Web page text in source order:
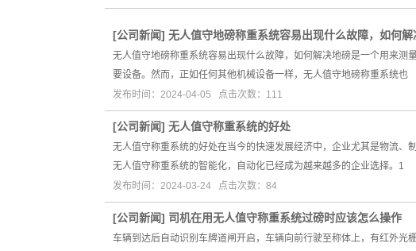
[公司新闻] 无人值守地磅称重系统容易出现什么故障，如何解
无人值守地磅称重系统容易出现什么故障，如何解决地磅是一个用来
要设备。然而，正如任何其他机械设备一样，无人值守地磅称重系统也
发布时间：2024-04-05 点击次数：111
[公司新闻] 无人值守称重系统的好处
无人值守称重系统的好处在当今的快速发展经济中，企业尤其是物流、
无人值守称重系统的智能化，自动化已经成为越来越多的企业选择。1
发布时间：2024-03-24 点击次数：84
[公司新闻] 司机在用无人值守称重系统过磅时应该怎么操作
车辆到达后自动识别车牌道闸开启，车辆向前行驶至称体上，有红外